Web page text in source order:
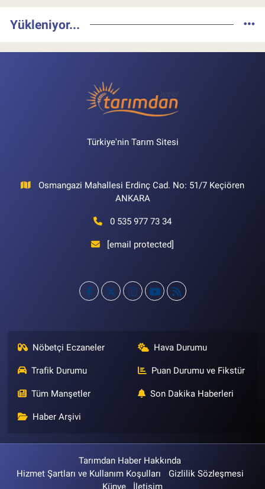
Yükleniyor...
Türkiye'nin Tarım Sitesi
Osmangazi Mahallesi Erdinç Cad. No: 51/7 Keçiören
ANKARA
0 535 977 73 34
[email protected]
Nöbetçi Eczaneler Hava Durumu
Trafik Durumu Puan Durumu ve Fikstür
Tüm Manşetler Son Dakika Haberleri
Haber Arşivi
Tarımdan Haber Hakkında
Hizmet Şartları ve Kullanım Koşulları
Gizlilik Sözleşmesi
Künye
İletişim